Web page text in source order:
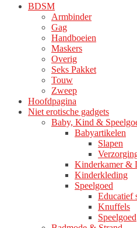
BDSM
Armbinder
Gag
Handboeien
Maskers
Overig
Seks Pakket
Touw
Zweep
Hoofdpagina
Niet erotische gadgets
Baby, Kind &
Babyartikelen
Slapen
Kinderkamer &
Kinderkleding
Speelgoed
Educatief
Knuffels
Speelgoed